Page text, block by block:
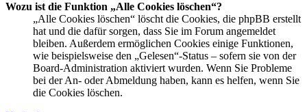
Wozu ist die Funktion „Alle Cookies löschen“?
„Alle Cookies löschen“ löscht die Cookies, die phpBB erstellt
hat und die dafür sorgen, dass Sie im Forum angemeldet
bleiben. Außerdem ermöglichen Cookies einige Funktionen,
wie beispielsweise den „Gelesen“-Status – sofern sie von der
Board-Administration aktiviert wurden. Wenn Sie Probleme
bei der An- oder Abmeldung haben, kann es helfen, wenn Sie
die Cookies löschen.